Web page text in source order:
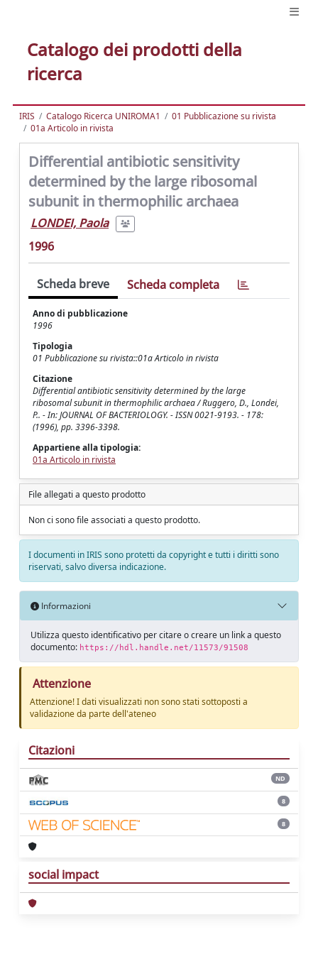
Catalogo dei prodotti della
ricerca
IRIS Catalogo Ricerca UNIROMA1
01 Pubblicazione su rivista
01a Articolo in rivista
Differential antibiotic sensitivity
determined by the large ribosomal
subunit in thermophilic archaea
LONDEI, Paola
1996
Scheda breve Scheda completa
Anno di pubblicazione
1996
Tipologia
01 Pubblicazione su rivista::01a Articolo in rivista
Citazione
Differential antibiotic sensitivity determined by the large
ribosomal subunit in thermophilic archaea / Ruggero, D., Londei,
P.. - In: JOURNAL OF BACTERIOLOGY. - ISSN 0021-9193. - 178:
(1996), pp. 3396-3398.
Appartiene alla tipologia:
01a Articolo in rivista
File allegati a questo prodotto
Non ci sono file associati a questo prodotto.
I documenti in IRIS sono protetti da copyright e tutti i diritti sono
riservati, salvo diversa indicazione.
Informazioni
Utilizza questo identificativo per citare o creare un link a questo
documento: https://hdl.handle.net/11573/91508
Attenzione
Attenzione! I dati visualizzati non sono stati sottoposti a
validazione da parte dell'ateneo
Citazioni
ND
8
8
social impact